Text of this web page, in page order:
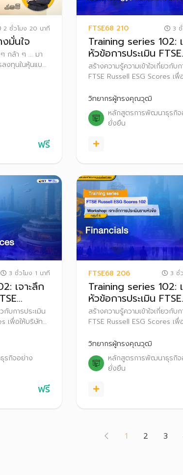
2 ชั่วโมง 20 นาที
มั่นใจ
กล้า ๆ ... มา
ลงทุนในหุ้นแบบ
ร์ตที่เติบโตได้
ฟรี
FTSE68 210 3
Training series 102:
หัวข้อการประเมิน FTSE
Russell ESG Scores
สร้างความรู้ความเข้าใจเกี่ยวกับก
FTSE Russell ESG Scores เพื่
ก่อนที่จะเริ่มประกาศผลการประเมิ
Russell ESG Scores สู่สาธาร
2569 เป็นต้นไป
วิทยากรผู้ทรงคุณวุฒิ
หลักสูตรการพัฒนาธุรกิจ
ยั่งยืน
3 ชั่วโมง 1 นาที
เจาะลึก
2025
กับการประเมิน
เพื่อให้บริษัท
ะเมิน FTSE
ารณะ ตั้งแต่ปี
รกิจอย่าง
ฟรี
FTSE68 206 3 ชั่
Training series 102:
หัวข้อการประเมิน FTSE
Russell ESG Scores
สร้างความรู้ความเข้าใจเกี่ยวกับก
FTSE Russell ESG Scores เพื่
ก่อนที่จะเริ่มประกาศผลการประเมิ
Russell ESG Scores สู่สาธาร
2569 เป็นต้นไป
วิทยากรผู้ทรงคุณวุฒิ
หลักสูตรการพัฒนาธุรกิจ
ยั่งยืน
1(current)
2 3